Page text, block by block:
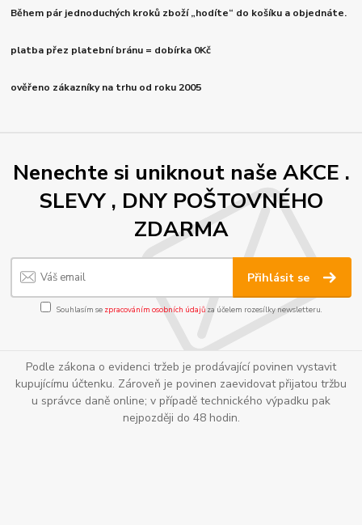
Během pár jednoduchých kroků zboží „hodíte“ do košíku a objednáte.
platba přez platební bránu = dobírka 0Kč
ověřeno zákazníky na trhu od roku 2005
Nenechte si uniknout naše AKCE .
SLEVY , DNY POŠTOVNÉHO
ZDARMA
Přihlásit se
Souhlasím se zpracováním osobních údajůza účelem rozesílky newsletteru.
Podle zákona o evidenci tržeb je prodávající povinen vystavit
kupujícímu účtenku. Zároveň je povinen zaevidovat přijatou tržbu
u správce daně online; v případě technického výpadku pak
nejpozději do 48 hodin.